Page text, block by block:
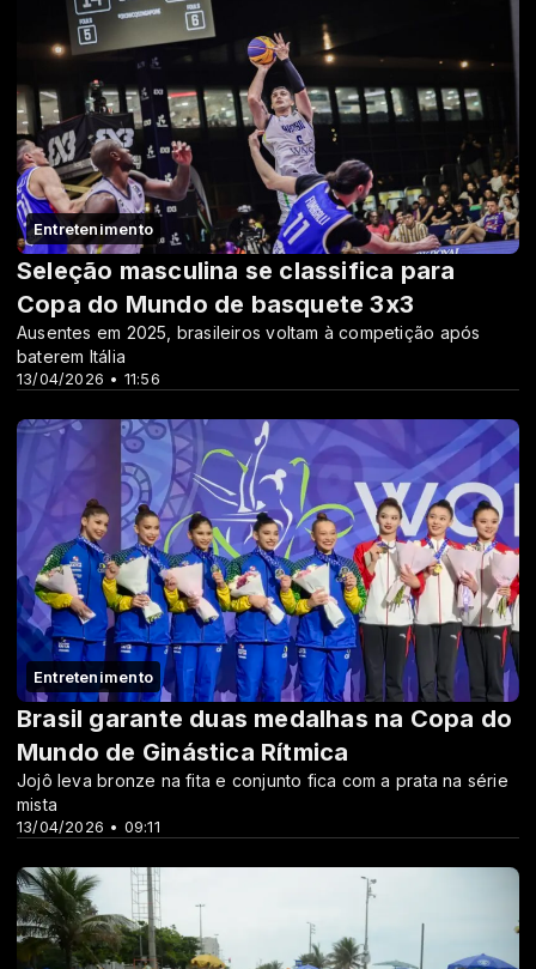
Entretenimento
13/04/2026 • 11:56
Seleção masculina se classifica para
Copa do Mundo de basquete 3x3
Ausentes em 2025, brasileiros voltam à competição após
baterem Itália
Entretenimento
13/04/2026 • 09:11
Brasil garante duas medalhas na Copa do
Mundo de Ginástica Rítmica
Jojô leva bronze na fita e conjunto fica com a prata na série
mista